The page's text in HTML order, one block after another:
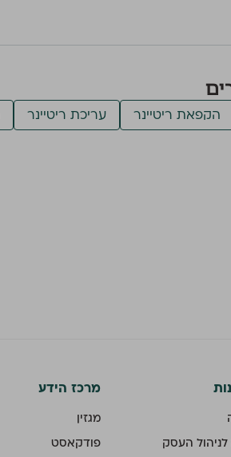
עריכת ריטיינר הקפאת ריטיינר
לניהול העסק
מרכז הידע
מגזין
פודקאסט